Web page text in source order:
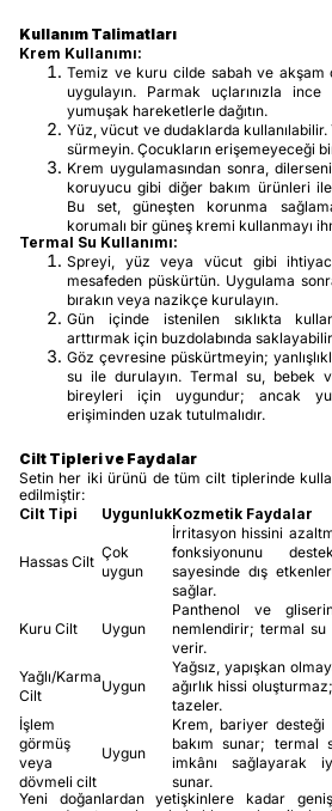
Kullanım Talimatları
Krem Kullanımı:
Temiz ve kuru cilde sabah ve
uygulayın. Parmak uçlarınızla
yumuşak hareketlerle dağıtın.
Yüz, vücut ve dudaklarda
sürmeyin. Çocukların erişemeyeceği
Krem uygulamasından sonra,
koruyucu gibi diğer bakım ürünleri
Bu set, güneşten korunma
korumalı bir güneş kremi kullanmayı
Termal Su Kullanımı:
Spreyi, yüz veya vücut gibi
mesafeden püskürtün. Uygulama
bırakın veya nazikçe kurulayın.
Gün içinde istenilen sıklıkta
arttırmak için buzdolabında
Göz çevresine püskürtmeyin;
su ile durulayın. Termal su, bebek
bireyleri için uygundur; ancak
erişiminden uzak tutulmalıdır.
Cilt Tipleri ve Faydalar
Setin her iki ürünü de tüm cilt tiplerinde
edilmiştir:
Cilt Tipi
UygunlukKozmetik Faydalar
Hassas Cilt
Çok
uygun
İrritasyon hissini
fonksiyonunu
sayesinde dış
sağlar.
Kuru Cilt Uygun
Panthenol ve
nemlendirir; termal su
verir.
Yağlı/Karma
Cilt
Uygun
Yağsız, yapışkan
ağırlık hissi
tazeler.
İşlem
görmüş
veya
dövmeli cilt
Uygun
Krem, bariyer desteği
bakım sunar; termal
imkânı sağlayarak
sunar.
Yeni doğanlardan yetişkinlere kadar